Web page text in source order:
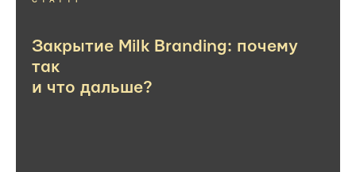
Закрытие Milk Branding: почему
так
и что дальше?